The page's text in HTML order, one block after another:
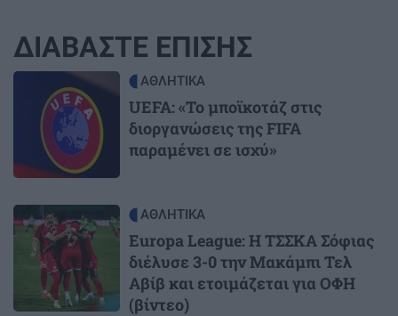
ΔΙΑΒΑΣΤΕ ΕΠΙΣΗΣ
ΑΘΛΗΤΙΚΑ
UEFA: «Το μποϊκοτάζ στις
διοργανώσεις της FIFA
παραμένει σε ισχύ»
Image ΑΘΛΗΤΙΚΑ
Europa League: Η ΤΣΣΚΑ Σόφιας
διέλυσε 3-0 την Μακάμπι Τελ
Αβίβ και ετοιμάζεται για ΟΦΗ
(βίντεο)